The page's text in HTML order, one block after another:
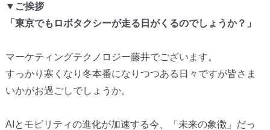
▼ご挨拶
「東京でもロボタクシーが走る日がくるのでしょうか？」
マーケティングテクノロジー藤井でございます。
すっかり寒くなり冬本番になりつつある日々ですが皆さま
いかがお過ごしでしょうか。
AIとモビリティの進化が加速する今、「未来の象徴」 だっ